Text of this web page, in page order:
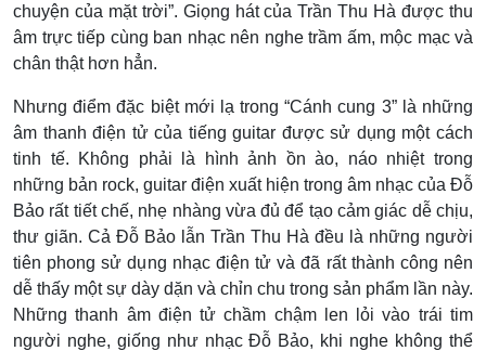
chuyện của mặt trời”. Giọng hát của Trần Thu Hà được thu
âm trực tiếp cùng ban nhạc nên nghe trầm ấm, mộc mạc và
chân thật hơn hẳn.
Nhưng điểm đặc biệt mới lạ trong “Cánh cung 3” là những
âm thanh điện tử của tiếng guitar được sử dụng một cách
tinh tế. Không phải là hình ảnh ồn ào, náo nhiệt trong
những bản rock, guitar điện xuất hiện trong âm nhạc của Đỗ
Bảo rất tiết chế, nhẹ nhàng vừa đủ để tạo cảm giác dễ chịu,
thư giãn. Cả Đỗ Bảo lẫn Trần Thu Hà đều là những người
tiên phong sử dụng nhạc điện tử và đã rất thành công nên
dễ thấy một sự dày dặn và chỉn chu trong sản phẩm lần này.
Những thanh âm điện tử chầm chậm len lỏi vào trái tim
người nghe, giống như nhạc Đỗ Bảo, khi nghe không thể